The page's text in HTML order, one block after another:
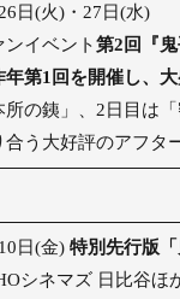
日(火)・27日(水)
ンイベント第2回『
第1回を開催し、大
所の銕」、2日目は
合う大好評のアフタ
日(金) 特別先行版「
シネマズ 日比谷ほ